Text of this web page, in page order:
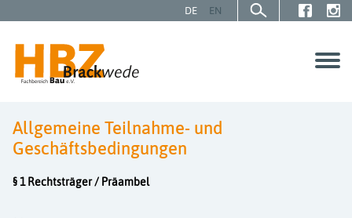
DE EN
SCHÜLER | AZUBIS
GESELLEN | MEISTER
Allgemeine Teilnahme- und
Geschäftsbedingungen
§ 1 Rechtsträger / Präambel